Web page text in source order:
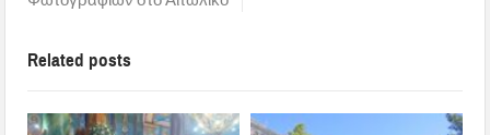
Related posts